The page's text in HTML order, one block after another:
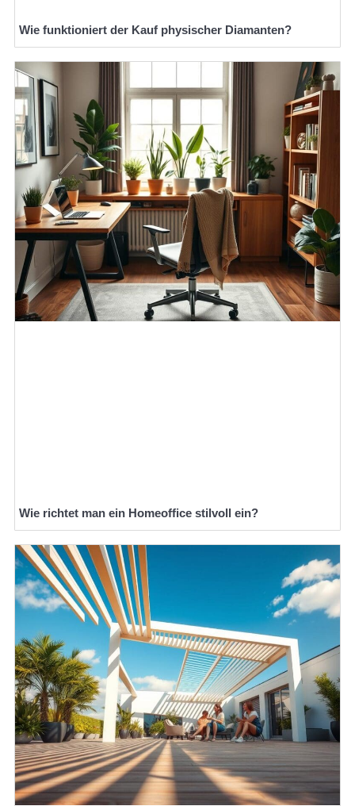
Wie funktioniert der Kauf physischer Diamanten?
Wie richtet man ein Homeoffice stilvoll ein?